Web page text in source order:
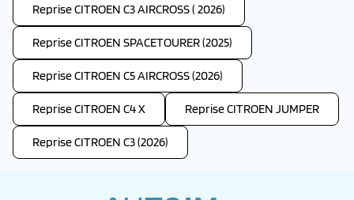
Reprise CITROEN C3 AIRCROSS ( 2026)
Reprise CITROEN SPACETOURER (2025)
Reprise CITROEN C5 AIRCROSS (2026)
Reprise CITROEN C4 X Reprise CITROEN JUMPER
Reprise CITROEN C3 (2026)